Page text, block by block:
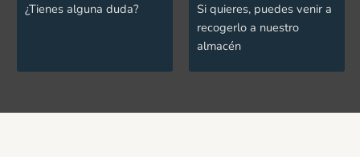
¿Tienes alguna duda?
Si quieres, puedes venir a
recogerlo a nuestro
almacén